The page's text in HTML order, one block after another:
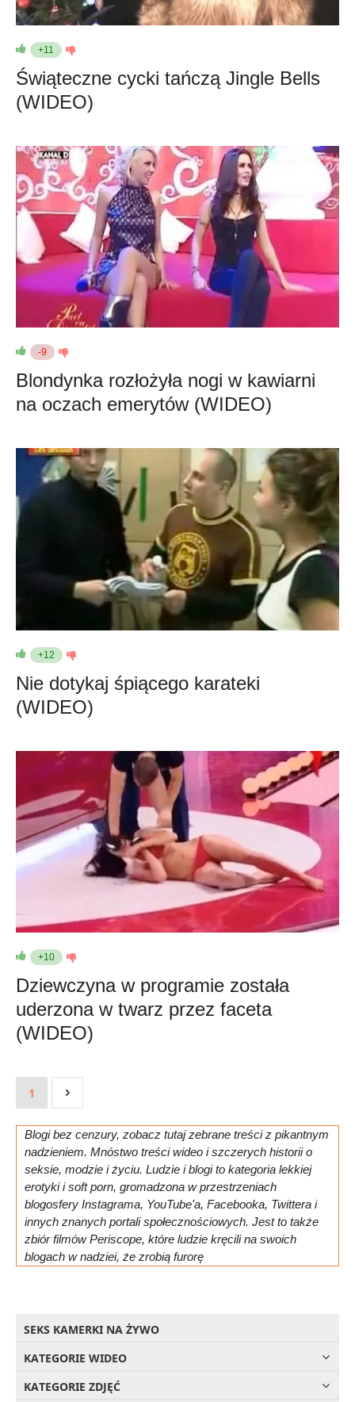
+11
Świąteczne cycki tańczą Jingle Bells
(WIDEO)
-9
Blondynka rozłożyła nogi w kawiarni
na oczach emerytów (WIDEO)
+12
Nie dotykaj śpiącego karateki
(WIDEO)
+10
Dziewczyna w programie została
uderzona w twarz przez faceta
(WIDEO)
1
Blogi bez cenzury, zobacz tutaj zebrane treści z pikantnym
nadzieniem. Mnóstwo treści wideo i szczerych historii o
seksie, modzie i życiu. Ludzie i blogi to kategoria lekkiej
erotyki i soft porn, gromadzona w przestrzeniach
blogosfery Instagrama, YouTube'a, Facebooka, Twittera i
innych znanych portali społecznościowych. Jest to także
zbiór filmów Periscope, które ludzie kręcili na swoich
blogach w nadziei, że zrobią furorę
SEKS KAMERKI NA ŻYWO
KATEGORIE WIDEO
KATEGORIE ZDJĘĆ